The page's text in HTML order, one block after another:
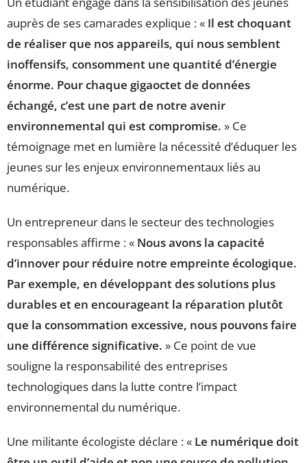
auprès de ses camarades explique : « Il est choquant
de réaliser que nos appareils, qui nous semblent
inoffensifs, consomment une quantité d’énergie
énorme. Pour chaque gigaoctet de données
échangé, c’est une part de notre avenir
environnemental qui est compromise. » Ce
témoignage met en lumière la nécessité d’éduquer les
jeunes sur les enjeux environnementaux liés au
numérique.
Un entrepreneur dans le secteur des technologies
responsables affirme : « Nous avons la capacité
d’innover pour réduire notre empreinte écologique.
Par exemple, en développant des solutions plus
durables et en encourageant la réparation plutôt
que la consommation excessive, nous pouvons faire
une différence significative. » Ce point de vue
souligne la responsabilité des entreprises
technologiques dans la lutte contre l’impact
environnemental du numérique.
Une militante écologiste déclare : « Le numérique doit